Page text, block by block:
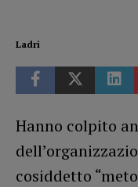
Ladri
Hanno colpito
cosiddetto